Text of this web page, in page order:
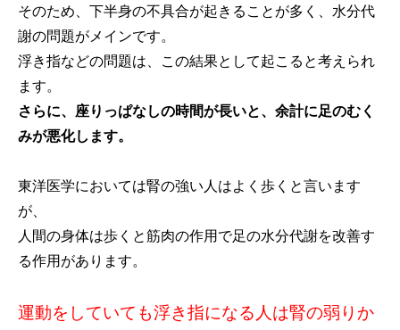
そのため、下半身の不具合が起きることが多く、水分代
謝の問題がメインです。
浮き指などの問題は、この結果として起こると考えられ
ます。
さらに、座りっぱなしの時間が長いと、余計に足のむく
みが悪化します。
東洋医学においては腎の強い人はよく歩くと言います
が、
人間の身体は歩くと筋肉の作用で足の水分代謝を改善す
る作用があります。
運動をしていても浮き指になる人は腎の弱りか